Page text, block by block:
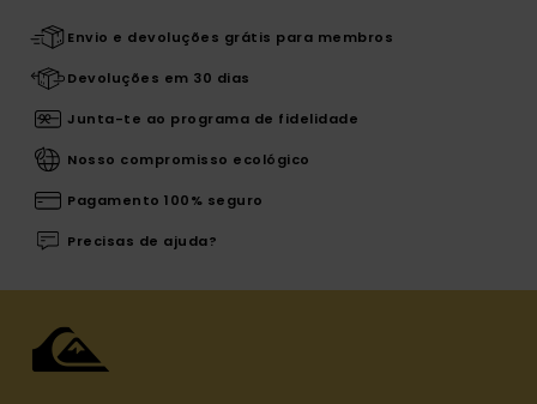
Envio e devoluções grátis para membros
Devoluções em 30 dias
Junta-te ao programa de fidelidade
Nosso compromisso ecológico
Pagamento 100% seguro
Precisas de ajuda?